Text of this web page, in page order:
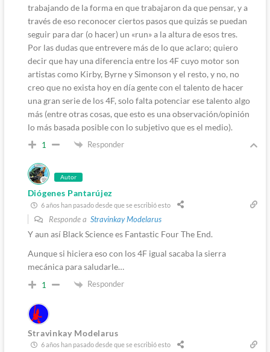
trabajando de la forma en que trabajaron da que pensar, y a
través de eso reconocer ciertos pasos que quizás se puedan
seguir para dar (o hacer) un «run» a la altura de esos tres.
Por las dudas que entrevere más de lo que aclaro; quiero
decir que hay una diferencia entre los 4F cuyo motor son
artistas como Kirby, Byrne y Simonson y el resto, y no, no
creo que no exista hoy en día gente con el talento de hacer
una gran serie de los 4F, solo falta potenciar ese talento algo
más (entre otras cosas, que esto es una observación/opinión
lo más basada posible con lo subjetivo que es el medio).
1 Responder
Autor
Diógenes Pantarújez
6 años han pasado desde que se escribió esto
Responde a Stravinkay Modelarus
Y aun así Black Science es Fantastic Four The End.
Aunque si hiciera eso con los 4F igual sacaba la sierra
mecánica para saludarle…
1 Responder
Stravinkay Modelarus
6 años han pasado desde que se escribió esto